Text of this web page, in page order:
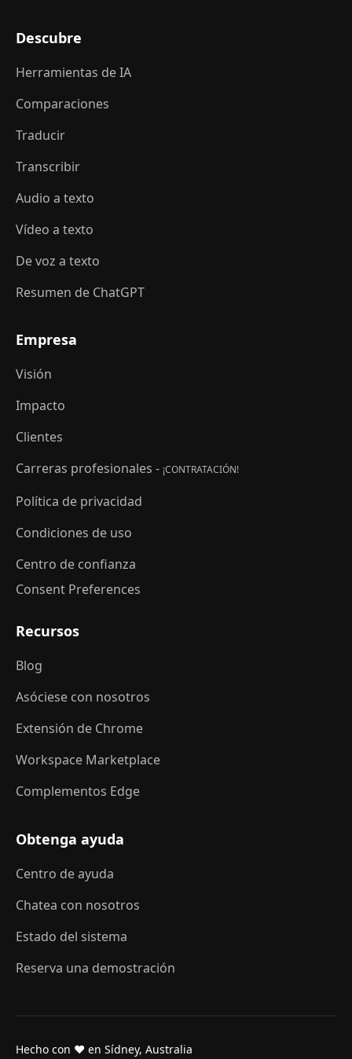
Descubre
Herramientas de IA
Comparaciones
Traducir
Transcribir
Audio a texto
Vídeo a texto
De voz a texto
Resumen de ChatGPT
Empresa
Visión
Impacto
Clientes
Carreras profesionales - ¡CONTRATACIÓN!
Política de privacidad
Condiciones de uso
Centro de confianza
Consent Preferences
Recursos
Blog
Asóciese con nosotros
Extensión de Chrome
Workspace Marketplace
Complementos Edge
Obtenga ayuda
Centro de ayuda
Chatea con nosotros
Estado del sistema
Reserva una demostración
Hecho con ❤ en Sídney, Australia